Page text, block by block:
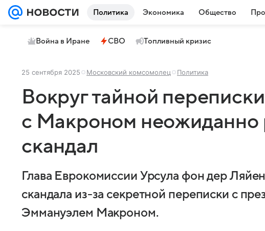
Политика Экономика Общество
Война в Иране СВО Топливный кризис
25 сентября 2025 Московский комсомолец Политика
Вокруг тайной
с Макроном неожиданно
скандал
Глава Еврокомиссии Урсула фон дер
скандала из-за секретной переписки с
Эммануэлем Макроном.